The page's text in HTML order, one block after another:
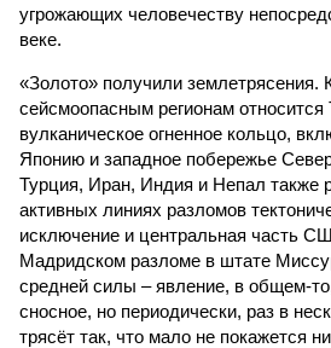
угрожающих человечеству
веке.
«Золото» получили землетрясения.
сейсмоопасным регионам относится
вулканическое огненное кольцо,
Японию и западное побережье
Турция, Иран, Индия и Непал также
активных линиях разломов
исключение и центральная часть
Мадридском разломе в штате
средней силы – явление, в общем-
сносное, но периодически, раз в
трясёт так, что мало не покажется